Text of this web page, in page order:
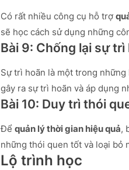
Có rất nhiều công cụ hỗ trợ
sẽ học cách sử dụng những
Bài 9: Chống lại sự
Sự trì hoãn là một trong
gây ra sự trì hoãn và áp dụng
Bài 10: Duy trì thói
Để quản lý thời gian hiệu quả,
những thói quen tốt và loại bỏ
Lộ trình học